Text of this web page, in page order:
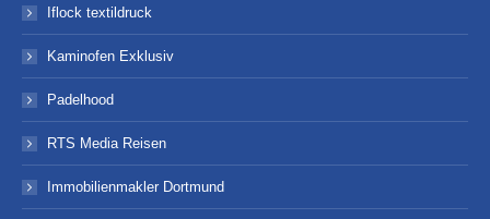
Iflock textildruck
Kaminofen Exklusiv
Padelhood
RTS Media Reisen
Immobilienmakler Dortmund